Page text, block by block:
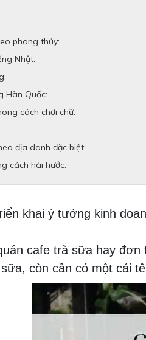
phong thủy:
Nhật:
Hàn Quốc:
cách chơi chữ:
địa danh đặc biệt:
cách hài hước:
khai ý tưởng kinh
cafe trà sữa hay đơn
còn cần có một cái